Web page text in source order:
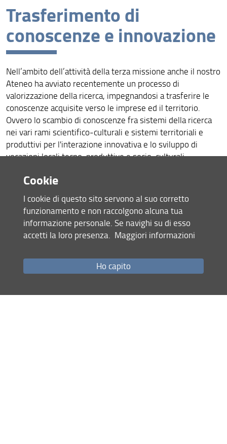
Trasferimento di
conoscenze e innovazione
Nell’ambito dell’attività della terza missione anche il nostro
Ateneo ha avviato recentemente un processo di
valorizzazione della ricerca, impegnandosi a trasferire le
conoscenze acquisite verso le imprese ed il territorio.
Ovvero lo scambio di conoscenze fra sistemi della ricerca
nei vari rami scientifico-culturali e sistemi territoriali e
produttivi per l'interazione innovativa e lo sviluppo di
vocazioni locali tecno-produttive e socio-culturali.
Spin off accademici, nello sfruttamento commerciale di
invenzioni realizzate nei laboratori e nei centri di ricerca
universitari, nella creazione di Incubatori di impresa.
Scopri come innovare insieme ad UNIFI!
Trasferimento Tecnologico
Cosa si intende per Comunicazione e Public Engagement
I nostri social
Sentinelle Meteo
DFA per la sostenibilità
20.10.2025
Cookie
I cookie di questo sito servono al suo corretto
funzionamento e non raccolgono alcuna tua
informazione personale. Se navighi su di esso
accetti la loro presenza. Maggiori informazioni
Ho capito